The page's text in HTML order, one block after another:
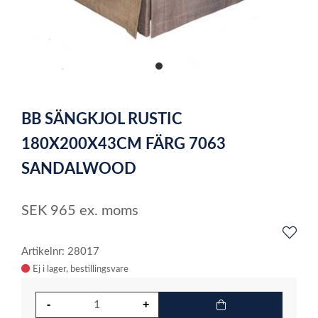
item
of
1
BB SÄNGKJOL RUSTIC
180X200X43CM FÄRG 7063
SANDALWOOD
SEK 965 ex. moms
Artikelnr: 28017
Ej i lager